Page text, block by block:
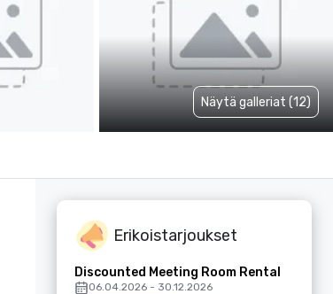
Näytä galleriat (12)
Erikoistarjoukset
Discounted Meeting Room Rental
06.04.2026 - 30.12.2026